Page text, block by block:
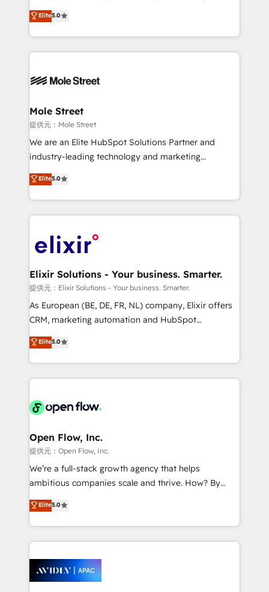
HubSpot Experts: Onboarding, migrations,
automation, and training built for adoption. ⚡ Highly
Technical Execution: ERP, EMR and Custom
Integrations; complex builds delivered in weeks, not
workflows; automation agents; process optimization
Healthcare: HIPAA implementations; secure data
workflows 💼 Financial Services: compliant
workflows; audit-ready reporting ⚖️ Legal: client
intake; pipeline and document workflows 🛒 E-
revenue automation 🏢 Real Estate: deal pipelines;
portfolio and lifecycle management 🏭
HIPAA-aware; CASL-compliant; GDPR-ready
implementations where required 💡 Why 500+
built to scale.
Elite5.0
Mole Street
提供元：Mole Street
We are an Elite HubSpot Solutions Partner and
industry-leading technology and marketing
consultancy. Our focus is on enterprise and mid-
market B2B companies globally that want a strategic
approach to execute their goals through creative
applications of our solutions; Technical HubSpot
Design, Migrations + Integrations. Mole Street’s
greatness, which is achieved through creating
absolute clarity, derived from a well-defined
strategy, executed well, and reported on with clear
results. The culture is driven by core values; Joy, Grit,
Mindedness, and Clarity. We are driven to win for the
collective good of the company and its clientele, and
things are happening.
Elite5.0
Elixir Solutions - Your business. Smarter.
提供元：Elixir Solutions - Your business. Smarter.
As European (BE, DE, FR, NL) company, Elixir offers
CRM, marketing automation and HubSpot
integration products and services to mid-market
and enterprise customers. We ensure that your sales,
service and marketing department operates in the
most effective way, while at the same time
integrated buyers journey. Elixir is located in
and Amsterdam. Elixir is a first mover and leader
when it comes to HubSpot sales and service
implementations, highly renowned for our business
acumen, process (re-)design experience and a
integrate HubSpot with complex solutions like SAP,
MicroSoft, custom solutions,... Our company also has
Retail execution, CPQ, customer portals and
HubSpot CMS developments. And we're champions
Elite5.0
Open Flow, Inc.
提供元：Open Flow, Inc.
We’re a full-stack growth agency that helps
ambitious companies scale and thrive. How? By
upgrading and streamlining every single revenue-
generating aspect of your business. We’re proud
HubSpot Elite Solutions Partners and devout CRM
nerds who can harness HubSpot’s custom digital
experience. Working hand-in-hand with your team,
we’ll assemble a RevOps machine that drives more
Elite5.0